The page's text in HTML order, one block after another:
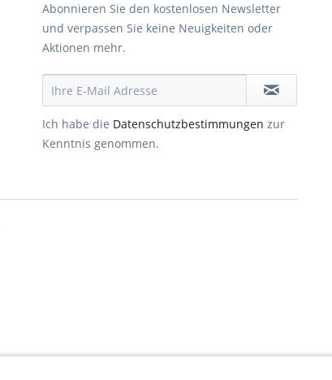
Abonnieren Sie den kostenlosen Newsletter
und verpassen Sie keine Neuigkeiten oder
Aktionen mehr.
Ich habe die Datenschutzbestimmungen zur
Kenntnis genommen.